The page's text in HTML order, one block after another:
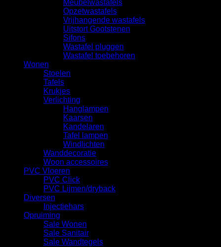
Meubelwastafels
Opzetwastafels
Vrijhangende wastafels
Uitstort Gootstenen
Sifons
Wastafel pluggen
Wastafel toebehoren
Wonen
Stoelen
Tafels
Krukjes
Verlichting
Hanglampen
Kaarsen
Kandelaren
Tafel lampen
Windlichten
Wanddecoratie
Woon accessoires
PVC Vloeren
PVC Click
PVC Lijmen/dryback
Diversen
Injectiehars
Opruiming
Sale Wonen
Sale Sanitair
Sale Wandtegels